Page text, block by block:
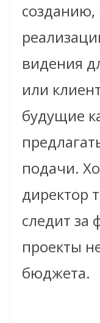
видения
или
будущие
подачи.
директор
следит за
проекты
бюджета.